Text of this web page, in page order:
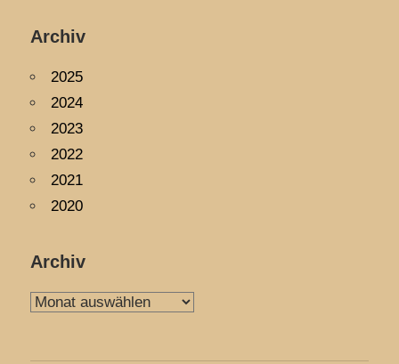
Archiv
2025
2024
2023
2022
2021
2020
Archiv
Archiv